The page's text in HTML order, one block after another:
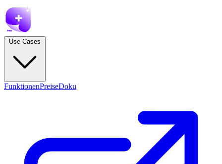
FunktionenPreiseDoku